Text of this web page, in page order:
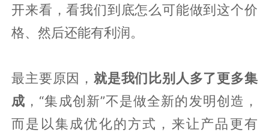
开来看，看我们到底怎么可能做到这个价
格、然后还能有利润。
最主要原因， 就是我们比别人多了更多集
成 ，“集成创新”不是做全新的发明创造，
而是以集成优化的方式，来让产品更有